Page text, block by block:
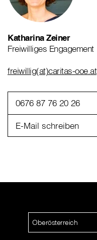
Katharina Zeiner
Freiwilliges Engagement
freiwillig(at)caritas-ooe.at
0676 87 76 20 26
E-Mail schreiben
Oberösterreich